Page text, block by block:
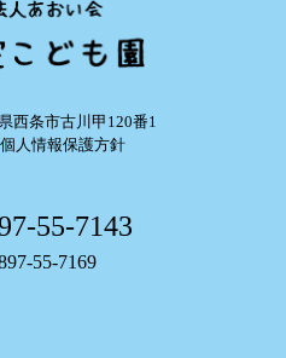
西条市古川甲120番1
個人情報保護方針
55-7143
55-7169